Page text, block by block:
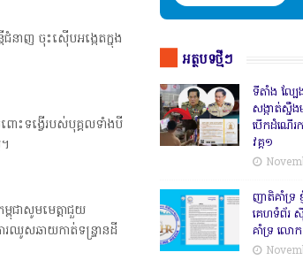
ជំនាញ ចុះស៊ើបអង្កេតក្នុង
ោះទង្វើរបស់បុគ្គលទាំងបី
ជាសូមមេត្តាជួយ
រឈូសឆាយកាត់ទន្ទ្រានដី
អត្ថបទថ្មីៗ
ទីតាំង ល្ប
សង្កាត់សឹ្
បើកដំណើរ
វគ្គ១
ញាតិគាំទ្រ
គេហទំព័រ
គាំទ្រ លោ